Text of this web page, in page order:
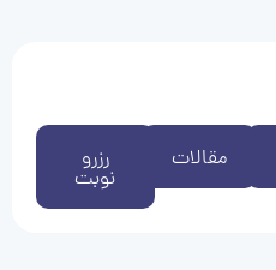
رزرو
نوبت
مقالات